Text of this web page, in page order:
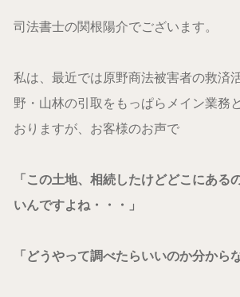
司法書士の関根陽介でございます。
私は、最近では原野商法被害者の救済
野・山林の引取をもっぱらメイン業務
おりますが、お客様のお声で
「この土地、相続したけどどこにある
いんですよね・・・」
「どうやって調べたらいいのか分から